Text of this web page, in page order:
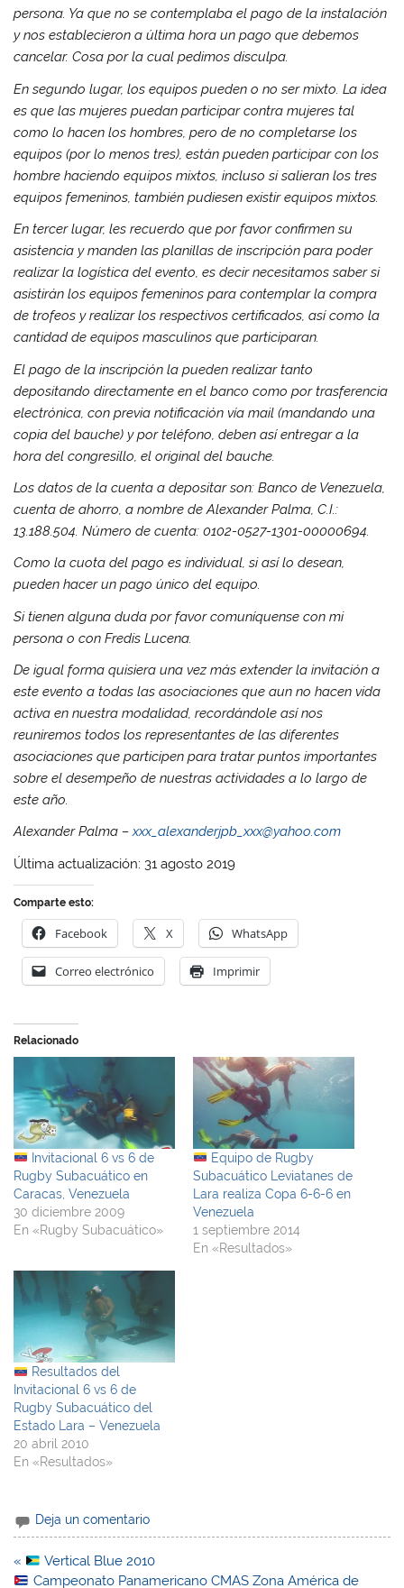
persona. Ya que no se contemplaba el pago de la instalación
y nos establecieron a última hora un pago que debemos
cancelar. Cosa por la cual pedimos disculpa.
En segundo lugar, los equipos pueden o no ser mixto. La idea
es que las mujeres puedan participar contra mujeres tal
como lo hacen los hombres, pero de no completarse los
equipos (por lo menos tres), están pueden participar con los
hombre haciendo equipos mixtos, incluso si salieran los tres
equipos femeninos, también pudiesen existir equipos mixtos.
En tercer lugar, les recuerdo que por favor confirmen su
asistencia y manden las planillas de inscripción para poder
realizar la logística del evento, es decir necesitamos saber si
asistirán los equipos femeninos para contemplar la compra
de trofeos y realizar los respectivos certificados, así como la
cantidad de equipos masculinos que participaran.
El pago de la inscripción la pueden realizar tanto
depositando directamente en el banco como por trasferencia
electrónica, con previa notificación vía mail (mandando una
copia del bauche) y por teléfono, deben así entregar a la
hora del congresillo, el original del bauche.
Los datos de la cuenta a depositar son: Banco de Venezuela,
cuenta de ahorro, a nombre de Alexander Palma, C.I.:
13.188.504. Número de cuenta: 0102-0527-1301-00000694.
Como la cuota del pago es individual, si así lo desean,
pueden hacer un pago único del equipo.
Si tienen alguna duda por favor comuníquense con mi
persona o con Fredis Lucena.
De igual forma quisiera una vez más extender la invitación a
este evento a todas las asociaciones que aun no hacen vida
activa en nuestra modalidad, recordándole así nos
reuniremos todos los representantes de las diferentes
asociaciones que participen para tratar puntos importantes
sobre el desempeño de nuestras actividades a lo largo de
este año.
Alexander Palma –xxx_alexanderjpb_xxx@yahoo.com
Última actualización: 31 agosto 2019
Comparte esto:
Facebook X WhatsApp
Correo electrónico Imprimir
Relacionado
Invitacional 6 vs 6 de
Rugby Subacuático en
Caracas, Venezuela
30 diciembre 2009
En «Rugby Subacuático»
Equipo de Rugby
Subacuático Leviatanes de
Lara realiza Copa 6-6-6 en
Venezuela
1 septiembre 2014
En «Resultados»
Resultados del
Invitacional 6 vs 6 de
Rugby Subacuático del
Estado Lara – Venezuela
20 abril 2010
En «Resultados»
Deja un comentario
Navegación
de
«
Vertical Blue 2010
Campeonato Panamericano CMAS Zona América de